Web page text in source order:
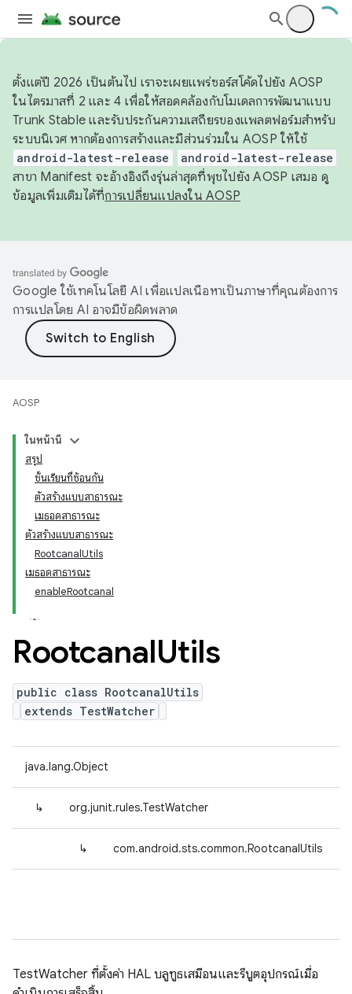
ตั้งแต่ปี 2026 เป็นต้นไป เราจะเผยแพร่ซอร์สโค้ดไปยัง AOSP
ในไตรมาสที่ 2 และ 4 เพื่อให้สอดคล้องกับโมเดลการพัฒนาแบบ
Trunk Stable และรับประกันความเสถียรของแพลตฟอร์มสำหรับ
ระบบนิเวศ หากต้องการสร้างและมีส่วนร่วมใน AOSP ให้ใช้
android-latest-release android-latest-release
สาขา Manifest จะอ้างอิงถึงรุ่นล่าสุดที่พุชไปยัง AOSP เสมอ ดู
ข้อมูลเพิ่มเติมได้ที่การเปลี่ยนแปลงใน AOSP
Google ใช้เทคโนโลยี AI เพื่อแปลเนื้อหาเป็นภาษาที่คุณต้องการ
การแปลโดย AI อาจมีข้อผิดพลาด
AOSP
ในหน้านี้
สรุป
ชั้นเรียนที่ซ้อนกัน
ตัวสร้างแบบสาธารณะ
เมธอดสาธารณะ
ตัวสร้างแบบสาธารณะ
RootcanalUtils
เมธอดสาธารณะ
enableRootcanal
RootcanalUtils
public class RootcanalUtils
extends TestWatcher
java.lang.Object
↳ org.junit.rules.TestWatcher
↳ com.android.sts.common.RootcanalUtils
TestWatcher ที่ตั้งค่า HAL บลูทูธเสมือนและรีบูตอุปกรณ์เมื่อ